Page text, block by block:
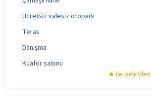
Ücretsiz valesiz otopark
Teras
Danışma
Kuaför salonu
ile